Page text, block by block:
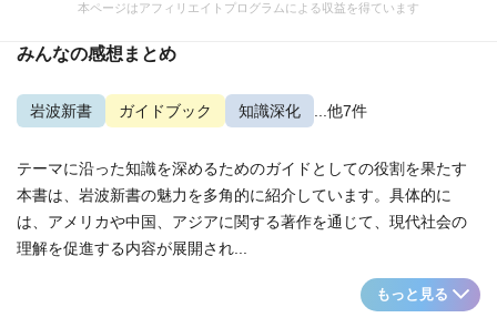
本ページはアフィリエイトプログラムによる収益を得ています
みんなの感想まとめ
岩波新書 ガイドブック 知識深化 ...他7件
テーマに沿った知識を深めるためのガイドとしての役割を果たす
本書は、岩波新書の魅力を多角的に紹介しています。具体的に
は、アメリカや中国、アジアに関する著作を通じて、現代社会の
理解を促進する内容が展開され...
もっと見る